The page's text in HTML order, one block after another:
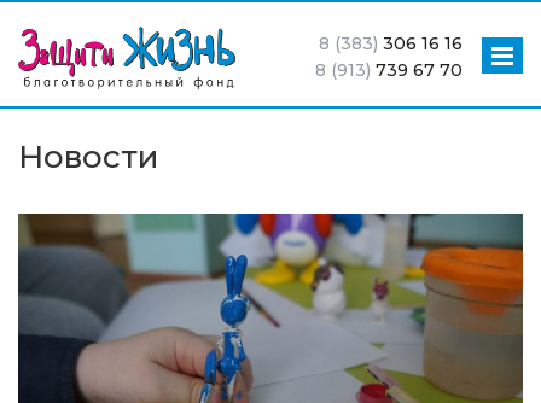
8 (383) 306 16 16
8 (913) 739 67 70
Новости